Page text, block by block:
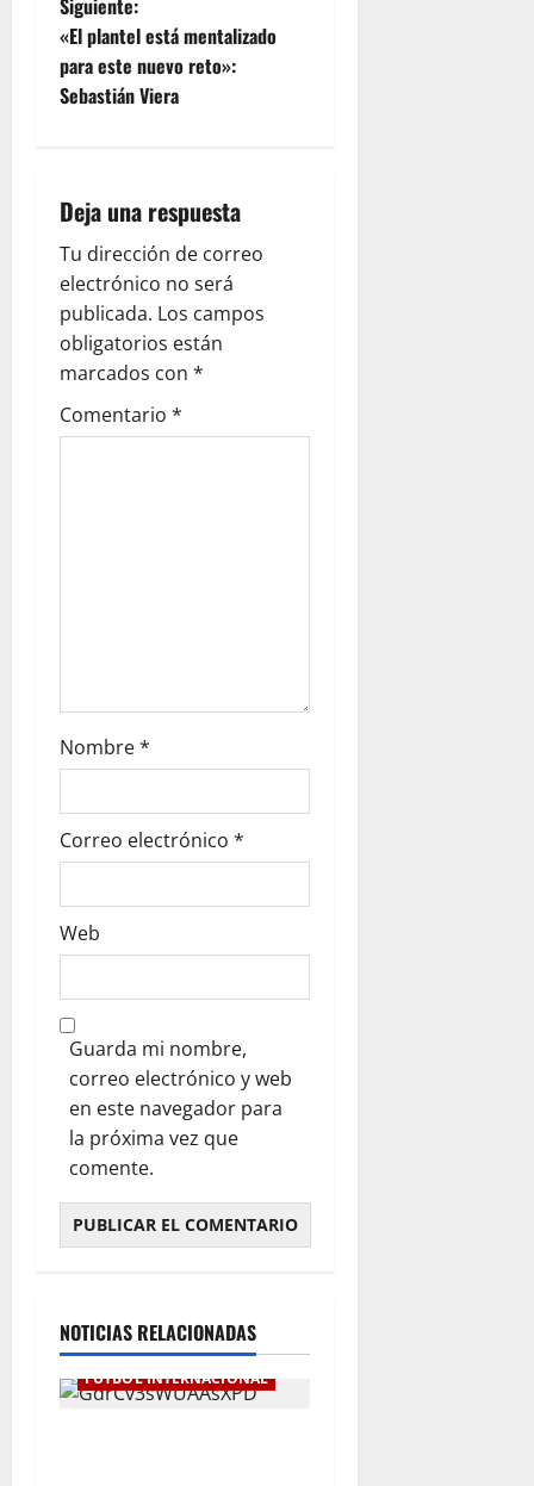
Siguiente:
«El plantel está mentalizado
para este nuevo reto»:
Sebastián Viera
Deja una respuesta
Tu dirección de correo
electrónico no será
publicada. Los campos
obligatorios están
marcados con *
Comentario *
Nombre*
Correo electrónico *
Web
Guarda mi nombre,
correo electrónico y web
en este navegador para
la próxima vez que
comente.
NOTICIAS RELACIONADAS
FÚTBOL INTERNACIONAL